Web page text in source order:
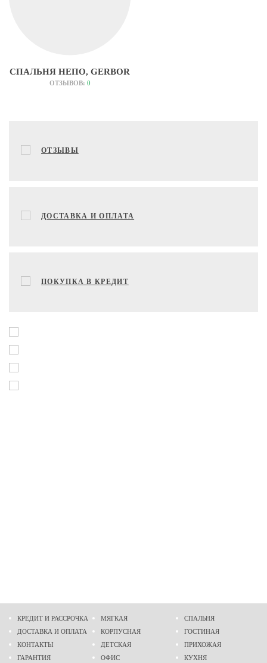
СПАЛЬНЯ НЕПО, GERBOR
ОТЗЫВОВ: 0
ОТЗЫВЫ
ДОСТАВКА И ОПЛАТА
ПОКУПКА В КРЕДИТ
КРЕДИТ И РАССРОЧКА
ДОСТАВКА И ОПЛАТА
КОНТАКТЫ
ГАРАНТИЯ
МЯГКАЯ
КОРПУСНАЯ
ДЕТСКАЯ
ОФИС
СПАЛЬНЯ
ГОСТИНАЯ
ПРИХОЖАЯ
КУХНЯ